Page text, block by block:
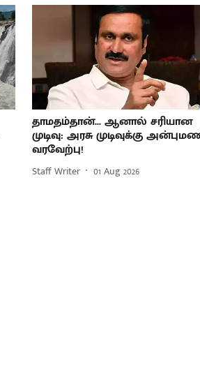
தாமதம்தான்... ஆனால் சரியான
முடிவு: அரசு முடிவுக்கு
வரவேற்பு!
Staff Writer 01 Aug 2026